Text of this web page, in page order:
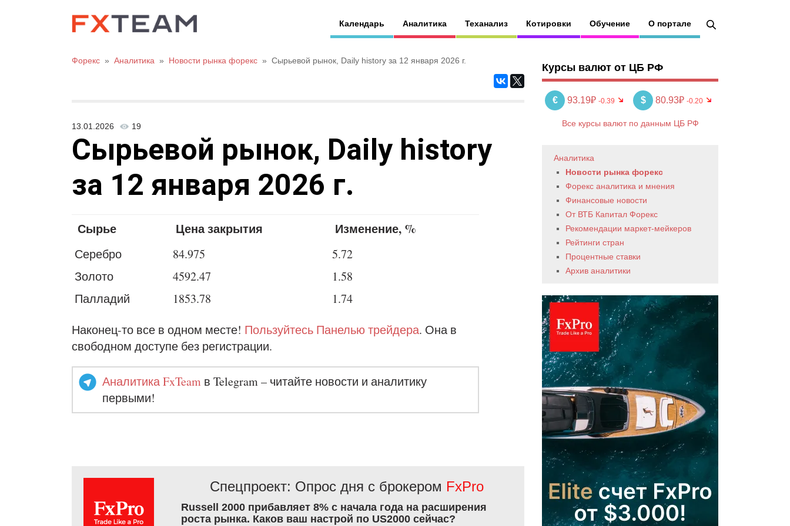
Календарь Аналитика Теханализ Котировки Обучение О портале
Форекс » Аналитика » Новости рынка форекс » Сырьевой рынок, Daily history за 12 января 2026 г.
13.01.2026 19
Сырьевой рынок, Daily history
за 12 января 2026 г.
Сырье Цена закрытия Изменение, %
Серебро 84.975
5.72
Золото
4592.47
1.58
Палладий
1853.78
1.74
Наконец-то все в одном месте! Пользуйтесь Панелью трейдера. Она в
свободном доступе без регистрации.
Аналитика FxTeam в Telegram – читайте новости и аналитику
первыми!
Спецпроект: Опрос дня с брокером FxPro
Russell 2000 прибавляет 8% с начала года на расширения
роста рынка. Каков ваш настрой по US2000 сейчас?
Курсы валют от ЦБ РФ
€ 93.19₽ -0.39 $ 80.93₽ -0.20
Все курсы валют по данным ЦБ РФ
Аналитика
Новости рынка форекс
Форекс аналитика и мнения
Финансовые новости
От ВТБ Капитал Форекс
Рекомендации маркет-мейкеров
Рейтинги стран
Процентные ставки
Архив аналитики